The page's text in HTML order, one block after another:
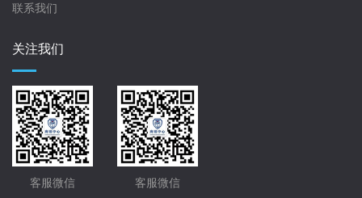
联系我们
关注我们
客服微信 客服微信